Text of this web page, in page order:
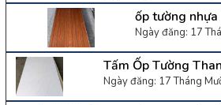
ốp tường
Ngày đăng: 17
Tấm Ốp Tường
Ngày đăng: 17 Tháng